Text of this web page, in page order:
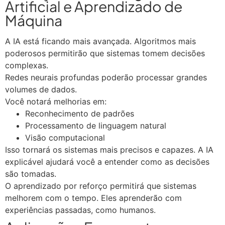
Artificial e Aprendizado de
Máquina
A IA está ficando mais avançada. Algoritmos mais
poderosos permitirão que sistemas tomem decisões
complexas.
Redes neurais profundas poderão processar grandes
volumes de dados.
Você notará melhorias em:
Reconhecimento de padrões
Processamento de linguagem natural
Visão computacional
Isso tornará os sistemas mais precisos e capazes. A IA
explicável ajudará você a entender como as decisões
são tomadas.
O aprendizado por reforço permitirá que sistemas
melhorem com o tempo. Eles aprenderão com
experiências passadas, como humanos.